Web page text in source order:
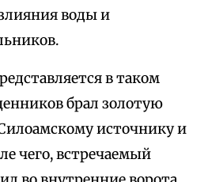
воды и
в таком
брал золотую
источнику и
чего, встречаемый